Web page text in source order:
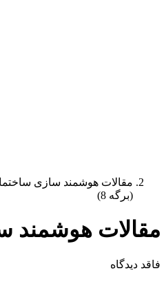
مقالات هوشمند سازی
(برگه 8)
مقالات هوشمند
فاقد دیدگاه